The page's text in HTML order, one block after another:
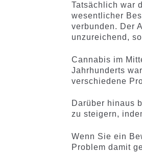
Tatsächlich war
wesentlicher
verbunden. Der
unzureichend,
Cannabis im
Jahrhunderts
verschiedene
Darüber hinaus
zu steigern,
Wenn Sie ein
Problem damit